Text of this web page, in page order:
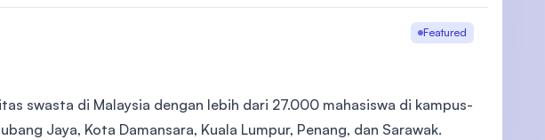
private medical
in collaboration with
of Technology (MIT)
Featured
swasta di Malaysia dengan lebih dari 27.000 mahasiswa di kampus-
Jaya, Kota Damansara, Kuala Lumpur, Penang, dan Sarawak.